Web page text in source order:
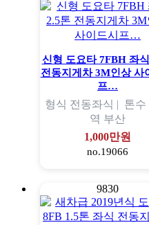
신형 도요타 7FBH 좌
전동지게차 3M인상 사
프…
형식 전동좌식 | 톤수
역 부산
1,000만원
no.19066
9830